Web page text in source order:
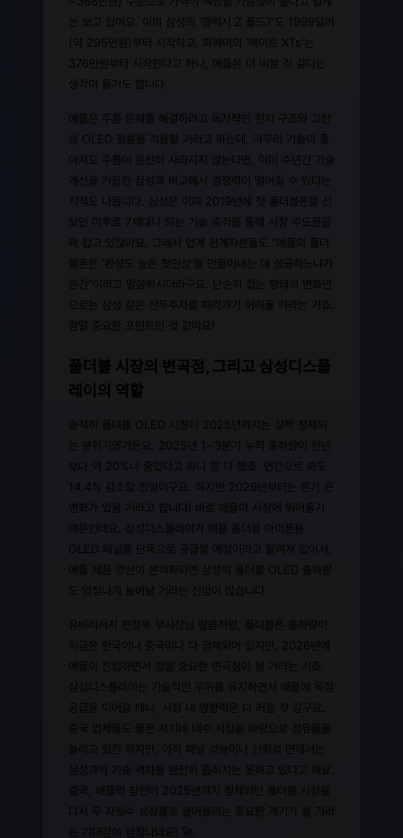
는 보고 있어요. 이미 삼성의 '갤럭시 Z 폴드7'도 1999달러
(약 295만원)부터 시작하고, 화웨이의 '메이트 XTs'는
376만원부터 시작한다고 하니, 애플은 더 비쌀 것 같다는
생각이 들기도 합니다.
애플은 주름 문제를 해결하려고 독자적인 힌지 구조와 고탄
성 OLED 필름을 적용할 거라고 하는데, 아무리 기술이 좋
아져도 주름이 완전히 사라지지 않는다면, 이미 수년간 기술
개선을 거듭한 삼성과 비교해서 경쟁력이 떨어질 수 있다는
지적도 나옵니다. 삼성은 이미 2019년에 첫 폴더블폰을 선
보인 이후로 7세대나 되는 기술 축적을 통해 시장 주도권을
꽉 잡고 있잖아요. 그래서 업계 관계자분들도 "애플의 폴더
블폰은 '완성도 높은 첫인상'을 만들어내는 데 성공하느냐가
관건"이라고 말씀하시더라구요. 단순히 접는 형태의 변화만
으로는 삼성 같은 선두주자를 따라가기 어려울 거라는 거죠.
정말 중요한 포인트인 것 같아요!
폴더블 시장의 변곡점, 그리고 삼성디스플
레이의 역할
솔직히 폴더블 OLED 시장이 2025년까지는 살짝 정체되
는 분위기였거든요. 2025년 1~3분기 누적 출하량이 전년
보다 약 20%나 줄었다고 하니 말 다 했죠. 연간으로 봐도
14.4% 감소할 전망이구요. 하지만 2026년부터는 뭔가 큰
변화가 있을 거라고 합니다! 바로 애플이 시장에 뛰어들기
때문인데요. 삼성디스플레이가 애플 폴더블 아이폰용
OLED 패널을 단독으로 공급할 예정이라고 알려져 있어서,
애플 제품 양산이 본격화되면 삼성의 폴더블 OLED 출하량
도 엄청나게 늘어날 거라는 전망이 많습니다.
유비리서치 한창욱 부사장님 말씀처럼, 폴더블폰 출하량이
지금은 한국이나 중국이나 다 정체되어 있지만, 2026년에
애플이 진입하면서 정말 중요한 변곡점이 될 거라는 거죠.
삼성디스플레이는 기술적인 우위를 유지하면서 애플에 독점
공급을 이어갈 테니, 시장 내 영향력은 더 커질 것 같구요.
중국 업체들도 물론 자기네 내수 시장을 바탕으로 점유율을
늘리고 있긴 하지만, 아직 패널 성능이나 신뢰성 면에서는
삼성과의 기술 격차를 완전히 좁히지는 못하고 있다고 해요.
결국, 애플의 참전이 2025년까지 정체되던 폴더블 시장을
다시 두 자릿수 성장률로 끌어올리는 중요한 계기가 될 거라
는 기대감이 엄청나네요! 🚀